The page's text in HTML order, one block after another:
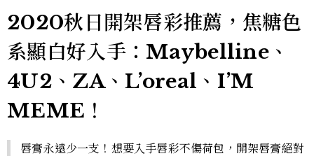
2020秋日開架唇彩推薦，焦糖色
系顯白好入手：Maybelline、
4U2、ZA、L’oreal、I’M
MEME！
唇膏永遠少一支！想要入手唇彩不傷荷包，開架唇膏絕對